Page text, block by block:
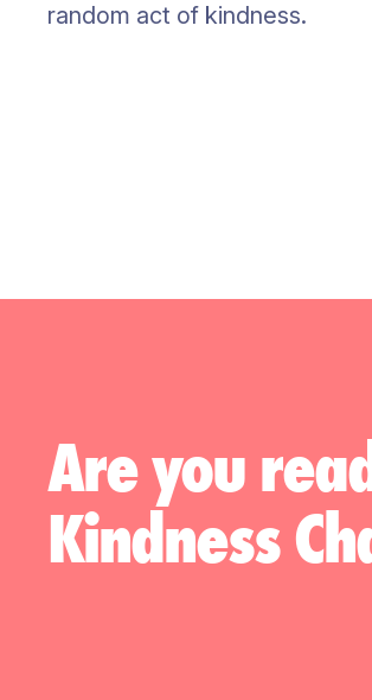
random act of kindness.
Are you
Kindness